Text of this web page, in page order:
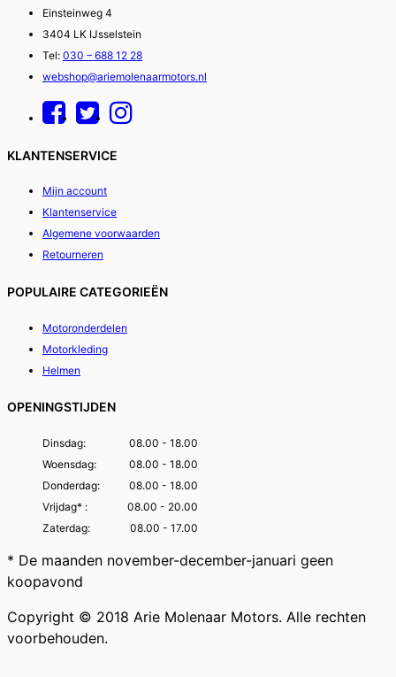
Einsteinweg 4
3404 LK IJsselstein
Tel: 030 – 688 12 28
webshop@ariemolenaarmotors.nl
KLANTENSERVICE
Mijn account
Klantenservice
Algemene voorwaarden
Retourneren
POPULAIRE CATEGORIEËN
Motoronderdelen
Motorkleding
Helmen
OPENINGSTIJDEN
Dinsdag:
08.00 - 18.00
Woensdag:
08.00 - 18.00
Donderdag:
08.00 - 18.00
Vrijdag* :
08.00 - 20.00
Zaterdag:
08.00 - 17.00
* De maanden november-december-januari geen
koopavond
Copyright © 2018 Arie Molenaar Motors. Alle rechten
voorbehouden.